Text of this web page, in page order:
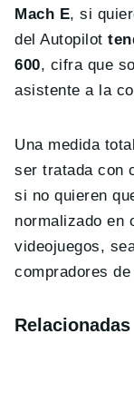
Mach E, si
del Autopilot
600, cifra que
asistente a la
Una medida
ser tratada con
si no quieren
normalizado en
videojuegos,
compradores
Relacionadas